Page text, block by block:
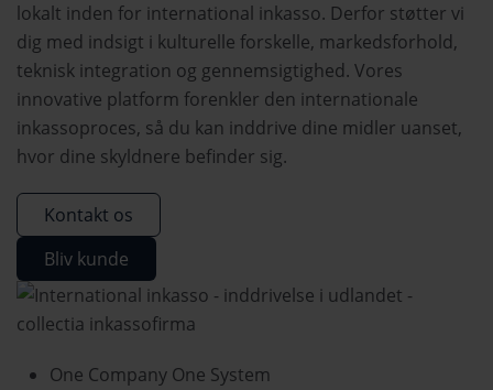
lokalt inden for international inkasso. Derfor støtter vi
dig med indsigt i kulturelle forskelle, markedsforhold,
teknisk integration og gennemsigtighed. Vores
innovative platform forenkler den internationale
inkassoproces, så du kan inddrive dine midler uanset,
hvor dine skyldnere befinder sig.
Kontakt os
Bliv kunde
One Company One System